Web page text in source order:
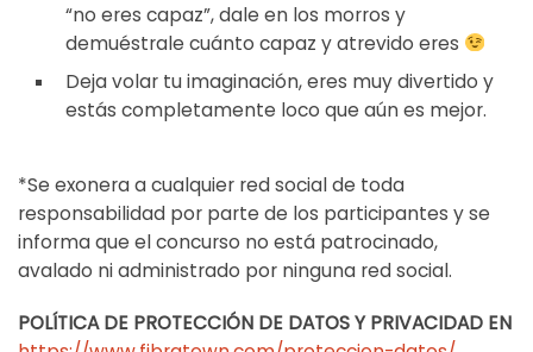
“no eres capaz”, dale en los morros y
demuéstrale cuánto capaz y atrevido eres
Deja volar tu imaginación, eres muy divertido y
estás completamente loco que aún es mejor.
*Se exonera a cualquier red social de toda
responsabilidad por parte de los participantes y se
informa que el concurso no está patrocinado,
avalado ni administrado por ninguna red social.
POLÍTICA DE PROTECCIÓN DE DATOS Y PRIVACIDAD EN